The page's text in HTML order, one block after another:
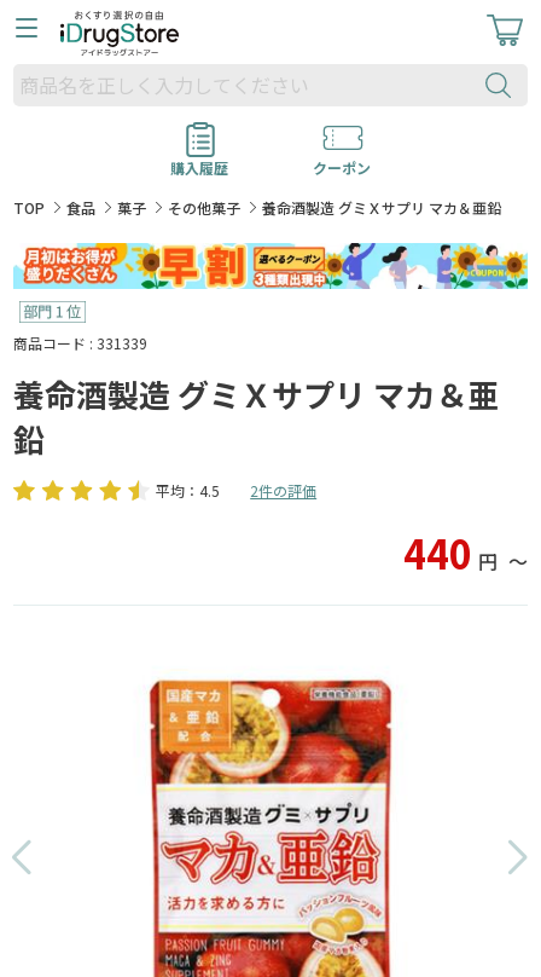
購入履歴
クーポン
TOP
食品 菓子 その他菓子 養命酒製造 グミＸサプリ マカ＆亜鉛
商品コード : 331339
養命酒製造 グミＸサプリ マカ＆亜
鉛
平均：4.5 2件の評価
440 円 〜